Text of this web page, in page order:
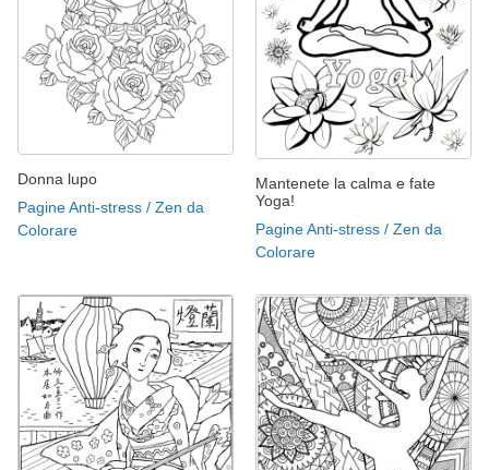
Donna lupo
Pagine Anti-stress / Zen da
Colorare
Mantenete la calma e fate
Yoga!
Pagine Anti-stress / Zen da
Colorare